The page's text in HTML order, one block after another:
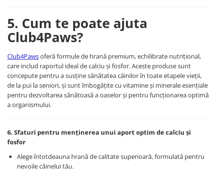
5. Cum te poate ajuta
Club4Paws?
Club4Pawsoferă formule de hrană premium, echilibrate nutrițional,
care includ raportul ideal de calciu și fosfor. Aceste produse sunt
concepute pentru a susține sănătatea câinilor în toate etapele vieții,
de la pui la seniori, și sunt îmbogățite cu vitamine și minerale esențiale
pentru dezvoltarea sănătoasă a oaselor și pentru funcționarea optimă
a organismului.
6. Sfaturi pentru menținerea unui aport optim de calciu și
fosfor
Alege întotdeauna hrană de calitate superioară, formulată pentru
nevoile câinelui tău.